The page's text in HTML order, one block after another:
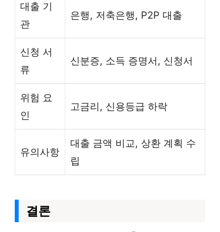
대출 기
관
은행, 저축은행, P2P 대출
신청 서
류
신분증, 소득 증명서, 신청서
위험 요
인
고금리, 신용등급 하락
유의사항
대출 금액 비교, 상환 계획 수
립
결론